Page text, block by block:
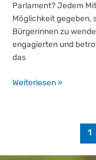
Parlament? Jedem
Möglichkeit gegeben,
Bürgerinnen zu
engagierten und
das
Weiterlesen »
1